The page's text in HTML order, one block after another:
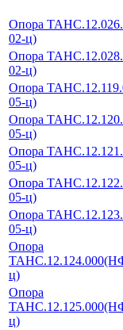
Опора
02-ц)
Опора
02-ц)
Опора
05-ц)
Опора
05-ц)
Опора
05-ц)
Опора
05-ц)
Опора
05-ц)
Опора
ц)
Опора
ц)